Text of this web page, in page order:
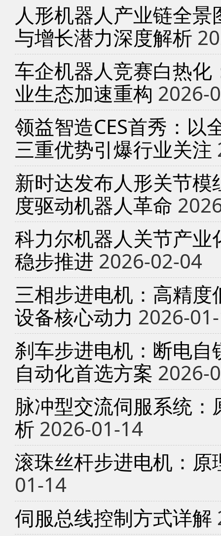
人形机器人产业链全
与增长潜力深度解析
车企机器人竞赛白热
业生态加速重构 2026-
领益智造CES首秀：以
三重优势引爆行业关注
新时达发布人形关节
度驱动机器人革命
科力尔机器人关节产
稳步推进 2026-02-04
三相步进电机：高精
设备核心动力 2026-
刹车步进电机：断电
自动化首选方案 2026-
脉冲型交流伺服系统
析 2026-01-14
滚珠丝杆步进电机：
01-14
伺服总线控制方式详解